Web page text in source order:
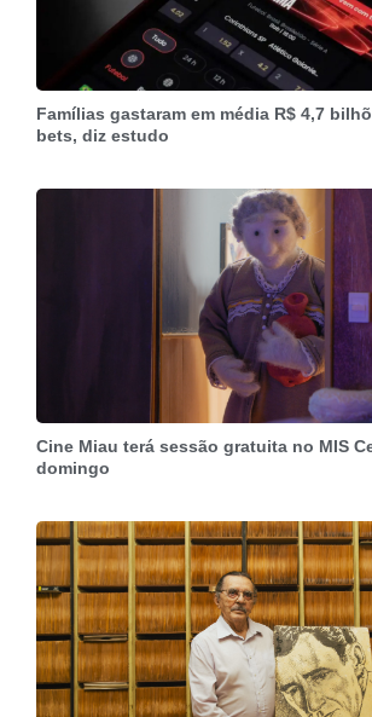
Famílias gastaram em média R$ 4,7
bets, diz estudo
Cine Miau terá sessão gratuita no MIS
domingo